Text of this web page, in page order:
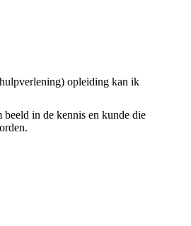
opleiding kan ik
beeld in de kennis en kunde die